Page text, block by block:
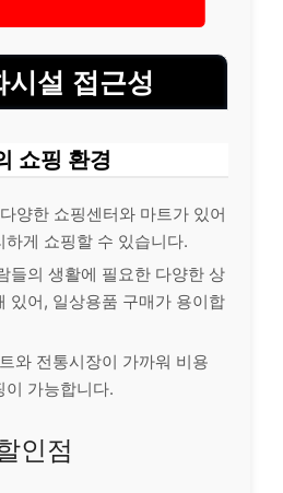
시설 접근성
쇼핑 환경
양한 쇼핑센터와 마트가 있어
하게 쇼핑할 수 있습니다.
들의 생활에 필요한 다양한 상
있어, 일상용품 구매가 용이합
와 전통시장이 가까워 비용
이 가능합니다.
인점